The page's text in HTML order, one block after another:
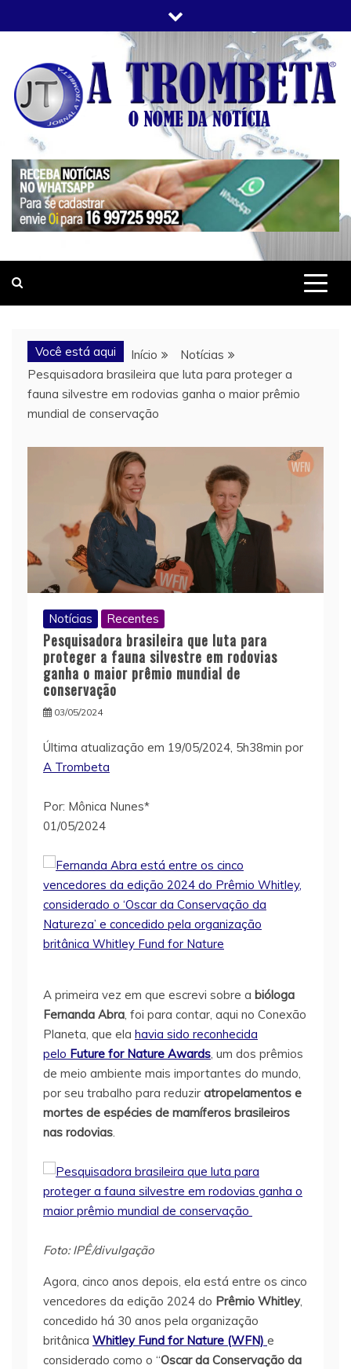
to
JORNAL A TROMBETA
O Nome da Notícia
Você está aqui Início
Notícias
Pesquisadora brasileira que luta para proteger a
fauna silvestre em rodovias ganha o maior prêmio
mundial de conservação
Notícias Recentes
Pesquisadora brasileira que luta para
proteger a fauna silvestre em rodovias
ganha o maior prêmio mundial de
conservação
03/05/2024
Última atualização em 19/05/2024, 5h38min por
A Trombeta
Por: Mônica Nunes*
01/05/2024
A primeira vez em que escrevi sobre a bióloga
Fernanda Abra, foi para contar, aqui no Conexão
Planeta, que ela havia sido reconhecida
pelo Future for Nature Awards, um dos prêmios
de meio ambiente mais importantes do mundo,
por seu trabalho para reduzir atropelamentos e
mortes de espécies de mamíferos brasileiros
nas rodovias.
Foto: IPÊ/divulgação
Agora, cinco anos depois, ela está entre os cinco
vencedores da edição 2024 do Prêmio Whitley,
concedido há 30 anos pela organização
britânica Whitley Fund for Nature (WFN) e
considerado como o “Oscar da Conservação da